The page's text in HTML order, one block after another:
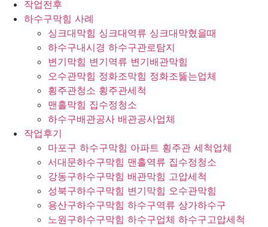
작업전후
하수구막힘 사례
싱크대막힘 싱크대역류 싱크대막혔을때
하수구내시경 하수구관로탐지
변기막힘 변기역류 변기배관막힘
오수관막힘 정화조막힘 정화조뚫는업체
횡주관청소 횡주관세척
맨홀막힘 집수정청소
하수구배관공사 배관공사업체
작업후기
마포구 하수구막힘 아파트 횡주관 세척업체
서대문하수구막힘 맨홀역류 집수정청소
강동구하수구막힘 배관막힘 고압세척
성북구하수구막힘 변기막힘 오수관막힘
용산구하수구막힘 하수구역류 상가하수구
노원구하수구막힘 하수구업체 하수구고압세척